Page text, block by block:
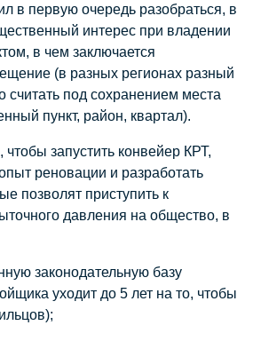
в первую очередь разобраться, в
интерес при владении
в чем заключается
(в разных регионах разный
считать под сохранением места
пункт, район, квартал).
запустить конвейер КРТ,
реновации и разработать
позволят приступить к
давления на общество, в
законодательную базу
уходит до 5 лет на то, чтобы